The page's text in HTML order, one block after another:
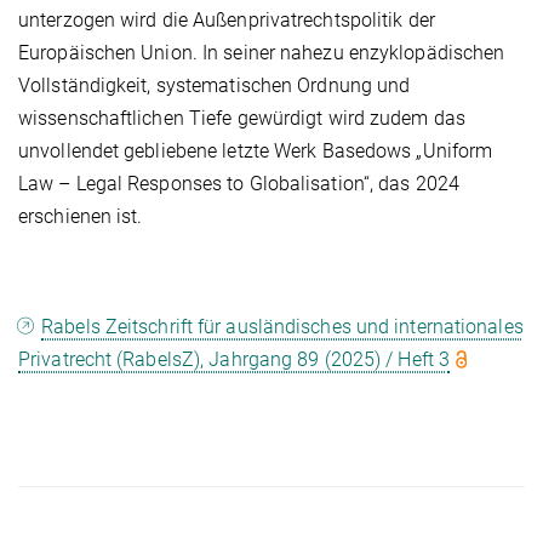
unterzogen wird die Außenprivatrechtspolitik der
Europäischen Union. In seiner nahezu enzyklopädischen
Vollständigkeit, systematischen Ordnung und
wissenschaftlichen Tiefe gewürdigt wird zudem das
unvollendet gebliebene letzte Werk Basedows „Uniform
Law – Legal Responses to Globalisation“, das 2024
erschienen ist.
Rabels Zeitschrift für ausländisches und internationales
Privatrecht (RabelsZ), Jahrgang 89 (2025) / Heft 3